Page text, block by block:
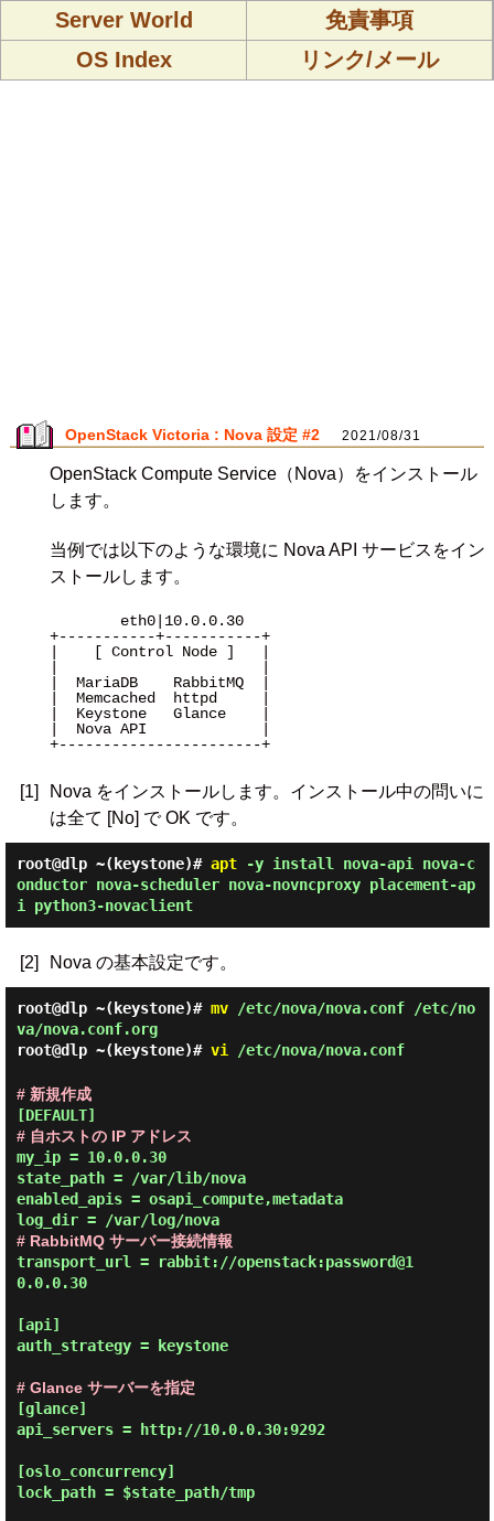
Server World
免責事項
OS Index
リンク/メール
OpenStack Victoria : Nova 設定 #2 2021/08/31
OpenStack Compute Service（Nova）をインストール
します。
当例では以下のような環境に Nova API サービスをイン
ストールします。
+-----------+-----------+
|    [ Control Node ]   |
|  MariaDB    RabbitMQ  |
|  Memcached  httpd     |
|  Keystone   Glance    |
|  Nova API             |
+-----------------------+
[1]
Nova をインストールします。インストール中の問いに
は全て [No] で OK です。
root@dlp ~(keystone)# apt-y install nova-api nova-c
onductor nova-scheduler nova-novncproxy placement-ap
i python3-novaclient
[2] Nova の基本設定です。
root@dlp ~(keystone)# mv/etc/nova/nova.conf /etc/no
va/nova.conf.org
root@dlp ~(keystone)# vi /etc/nova/nova.conf
# 新規作成
# 自ホストの IP アドレス
my_ip = 10.0.0.30
state_path = /var/lib/nova
enabled_apis = osapi_compute,metadata
log_dir = /var/log/nova
# RabbitMQ サーバー接続情報
transport_url = rabbit://openstack:password@1
0.0.0.30
[api]
auth_strategy = keystone
# Glance サーバーを指定
[glance]
api_servers = http://10.0.0.30:9292
[oslo_concurrency]
lock_path = $state_path/tmp